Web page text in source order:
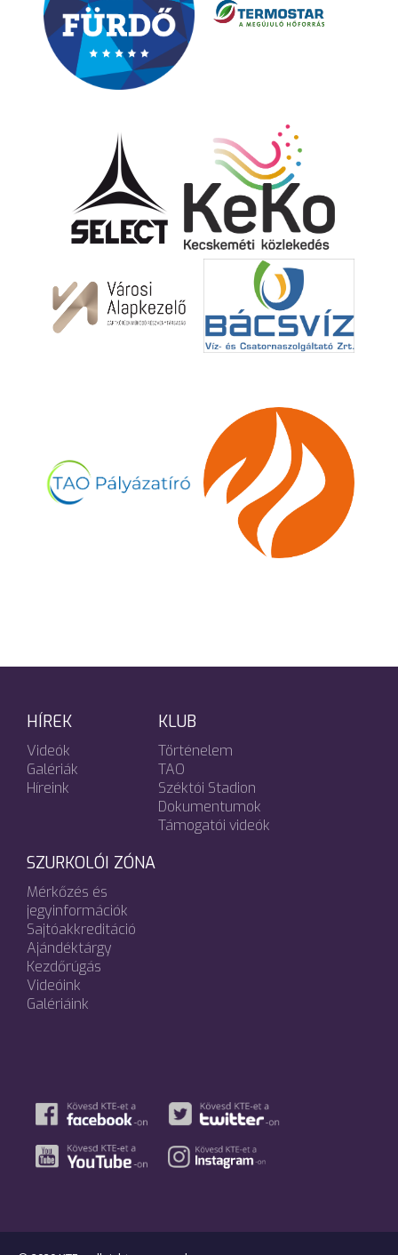
HÍREK
Videók
Galériák
Híreink
KLUB
Történelem
TAO
Széktói Stadion
Dokumentumok
Támogatói videók
SZURKOLÓI ZÓNA
Mérkőzés és
jegyinformációk
Sajtóakkreditáció
Ajándéktárgy
Kezdőrúgás
Videóink
Galériáink